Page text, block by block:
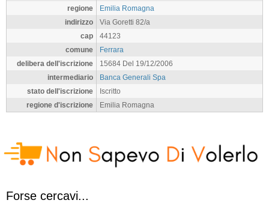
regione
Emilia Romagna
indirizzo
Via Goretti 82/a
cap
44123
comune
Ferrara
delibera dell'iscrizione
15684 Del 19/12/2006
intermediario
Banca Generali Spa
stato dell'iscrizione
Iscritto
regione d'iscrizione
Emilia Romagna
Forse cercavi...